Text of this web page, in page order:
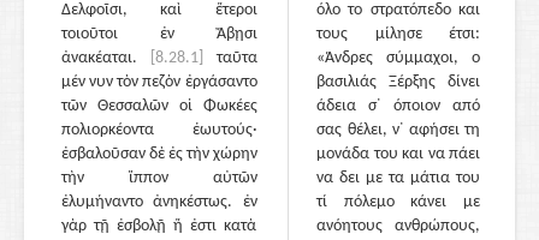
Δελφοῖσι, καὶ ἕτεροι
τοιοῦτοι ἐν Ἄβῃσι
ἀνακέαται.
[8.28.1]
ταῦτα
μέν νυν τὸν πεζὸν ἐργάσαντο
τῶν Θεσσαλῶν οἱ Φωκέες
πολιορκέοντα ἑωυτούς·
ἐσβαλοῦσαν δὲ ἐς τὴν χώρην
τὴν ἵππον αὐτῶν
ἐλυμήναντο ἀνηκέστως. ἐν
γὰρ τῇ ἐσβολῇ ἥ ἐστι κατὰ
όλο το στρατόπεδο και
τους μίλησε έτσι:
«Άνδρες σύμμαχοι, ο
βασιλιάς Ξέρξης δίνει
άδεια σ᾽ όποιον από
σας θέλει, ν᾽ αφήσει τη
μονάδα του και να πάει
να δει με τα μάτια του
τί πόλεμο κάνει με
ανόητους ανθρώπους,